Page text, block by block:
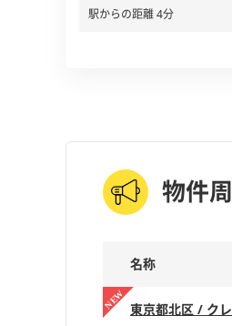
駅からの距離 4分
物件
名称
東京都北区 / ク